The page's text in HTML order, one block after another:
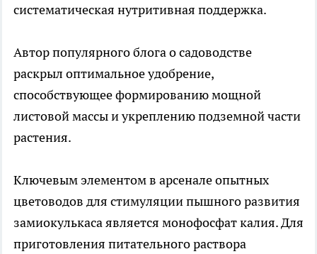
систематическая нутритивная поддержка.
Автор популярного блога о садоводстве
раскрыл оптимальное удобрение,
способствующее формированию мощной
листовой массы и укреплению подземной части
растения.
Ключевым элементом в арсенале опытных
цветоводов для стимуляции пышного развития
замиокулькаса является монофосфат калия. Для
приготовления питательного раствора